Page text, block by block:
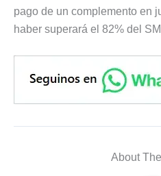
pago de un complemento en
haber superará el 82% del
About